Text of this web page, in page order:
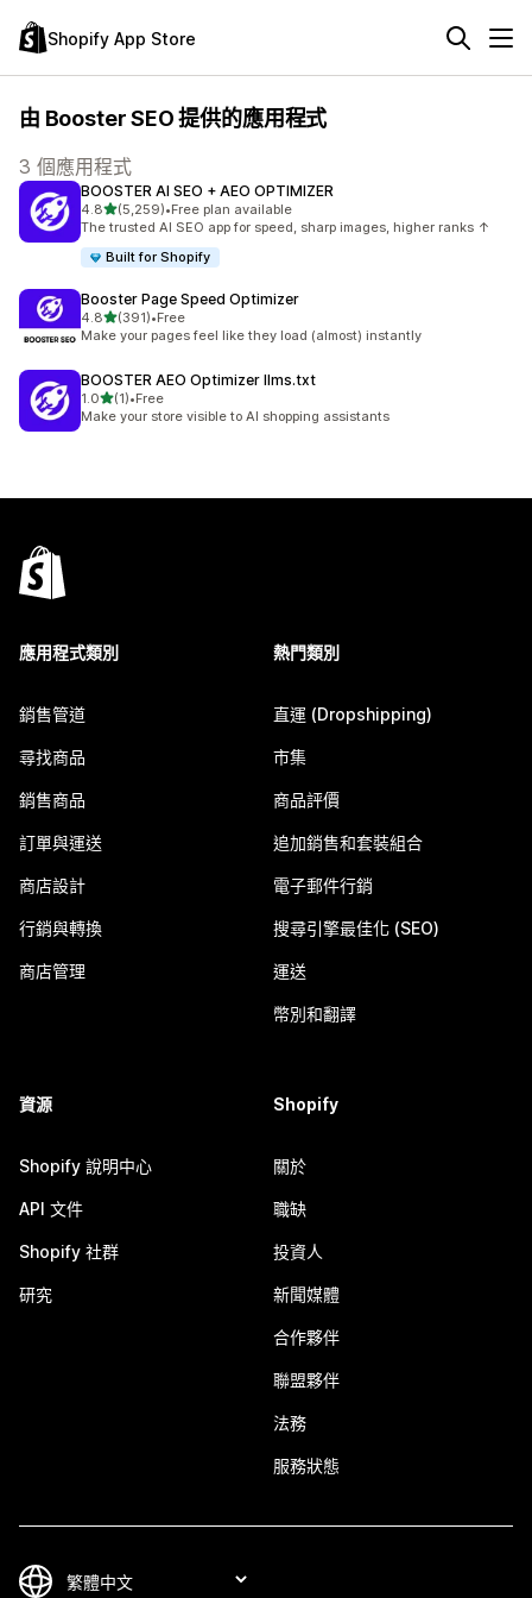
Shopify App Store
由 Booster SEO 提供的應用程式
3 個應用程式
BOOSTER AI SEO + AEO OPTIMIZER
4.8滿分 5 顆星
(5,259)
共有 5259 則評價
•Free plan available
The trusted AI SEO app for speed, sharp images, higher ranks ↑
Built for Shopify
Booster Page Speed Optimizer
4.8滿分 5 顆星
(391)
共有 391 則評價
•Free
Make your pages feel like they load (almost) instantly
BOOSTER AEO Optimizer llms.txt
1.0滿分 5 顆星
(1)
共有 1 則評價
•Free
Make your store visible to AI shopping assistants
應用程式類別
銷售管道
尋找商品
銷售商品
訂單與運送
商店設計
行銷與轉換
商店管理
熱門類別
直運 (Dropshipping)
市集
商品評價
追加銷售和套裝組合
電子郵件行銷
搜尋引擎最佳化 (SEO)
運送
幣別和翻譯
資源
Shopify 說明中心
API 文件
Shopify 社群
研究
Shopify
關於
職缺
投資人
新聞媒體
合作夥伴
聯盟夥伴
法務
服務狀態